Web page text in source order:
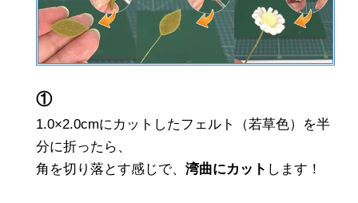
①
1.0×2.0cmにカットしたフェルト（若草色）を半
分に折ったら、
角を切り落とす感じで、 湾曲にカット します！